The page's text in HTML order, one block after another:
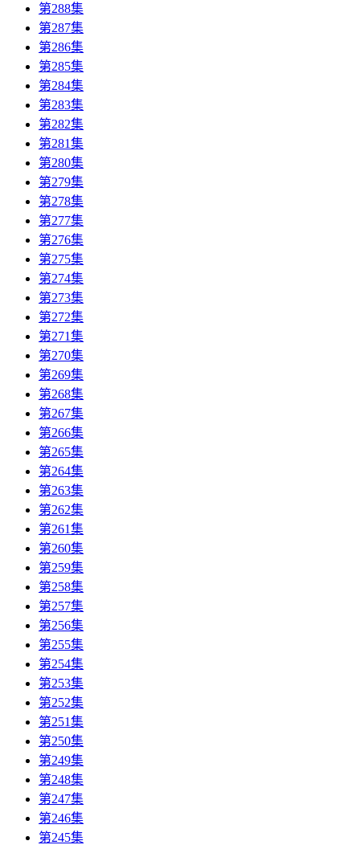
第288集
第287集
第286集
第285集
第284集
第283集
第282集
第281集
第280集
第279集
第278集
第277集
第276集
第275集
第274集
第273集
第272集
第271集
第270集
第269集
第268集
第267集
第266集
第265集
第264集
第263集
第262集
第261集
第260集
第259集
第258集
第257集
第256集
第255集
第254集
第253集
第252集
第251集
第250集
第249集
第248集
第247集
第246集
第245集